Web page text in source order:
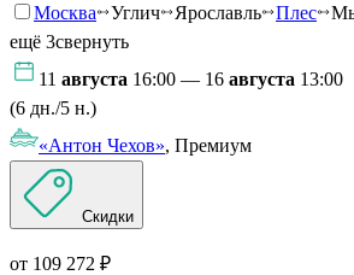
Москва Углич Ярославль Плес
ещё 3свернуть
11 августа 16:00 — 16 августа 13:00
(6 дн./5 н.)
«Антон Чехов», Премиум
Скидки
от 109 272 ₽